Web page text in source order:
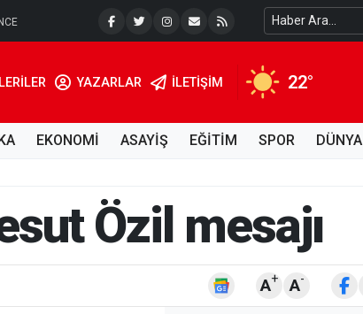
YAZARLAR İLETIŞIM 22°
EKONOMİ ASAYİŞ EĞİTİM SPOR DÜNYA
Özil mesajı
A+ A-